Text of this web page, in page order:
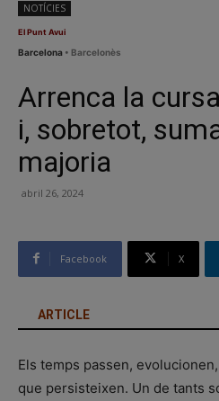
NOTÍCIES
El Punt Avui
Barcelona • Barcelonès
Arrenca la
i, sobretot,
majoria
abril 26, 2024
Facebook X
ARTICLE
Els temps passen,
que persisteixen. Un de tants